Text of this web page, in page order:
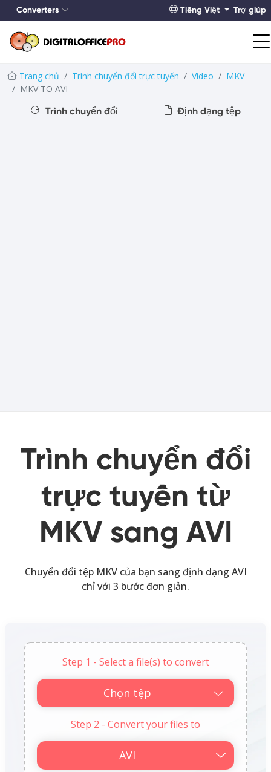
Converters Tiếng Việt Trợ giúp
Trang chủ Trình chuyển đổi trực tuyến Video
MKV
MKV TO AVI
Trình chuyển đổi
Định dạng tệp
Trình chuyển đổi
trực tuyến từ
MKV sang AVI
Chuyển đổi tệp MKV của bạn sang định dạng AVI
chỉ với 3 bước đơn giản.
Step 1 - Select a file(s) to convert
Chọn tệp
Step 2 - Convert your files to